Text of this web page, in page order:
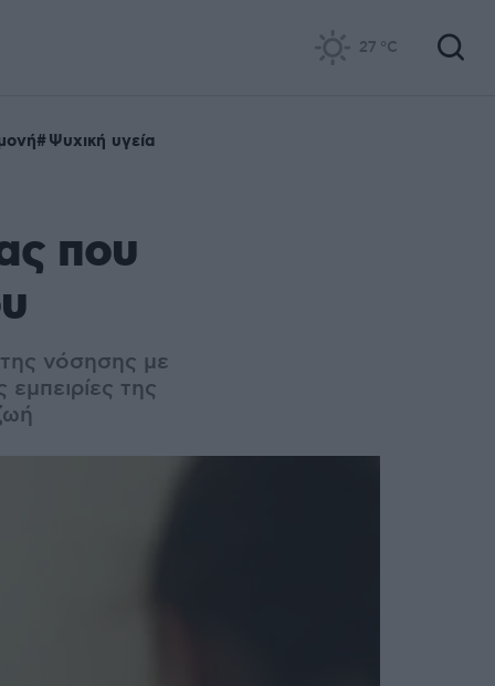
27 °C
Ψυχική υγεία
που
νόσησης με
της